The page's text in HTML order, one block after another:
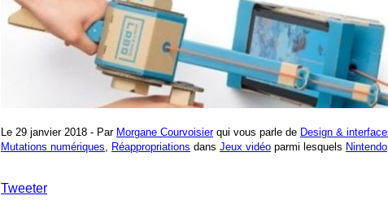
Le 29 janvier 2018 - Par Morgane Courvoisierqui vous parle de Design &
Mutations numériques
Réappropriations dans Jeux vidéo parmi lesquels Nintendo
Tweeter